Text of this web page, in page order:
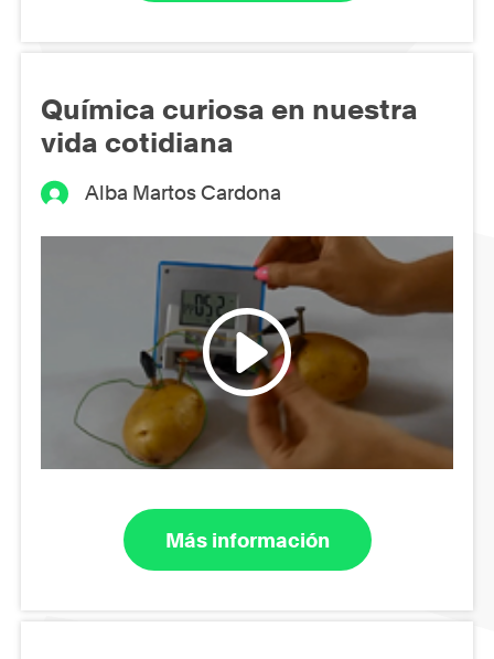
Química curiosa en nuestra
vida cotidiana
Alba Martos Cardona
Más información